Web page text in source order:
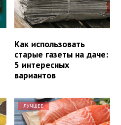
Как использовать
старые газеты на даче:
5 интересных
вариантов
ЛУЧШЕЕ